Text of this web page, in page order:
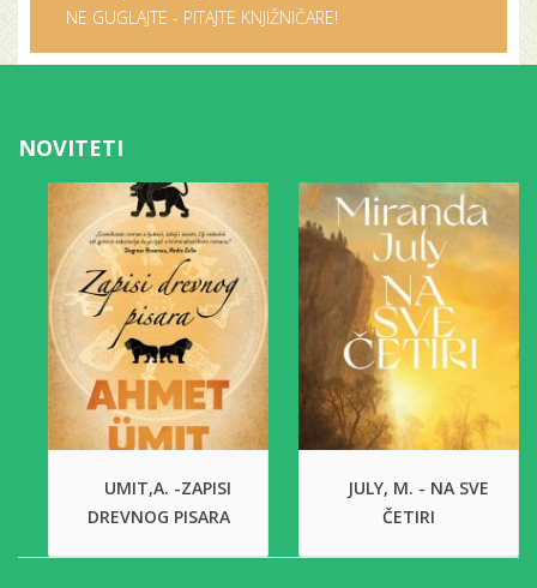
NE GUGLAJTE - PITAJTE KNJIŽNIČARE!
NOVITETI
UMIT,A. -ZAPISI
DREVNOG PISARA
JULY, M. - NA SVE
ČETIRI